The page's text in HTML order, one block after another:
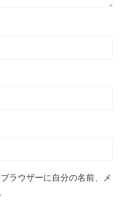
ラウザーに自分の名前、メ